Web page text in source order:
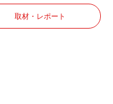
取材・レポート